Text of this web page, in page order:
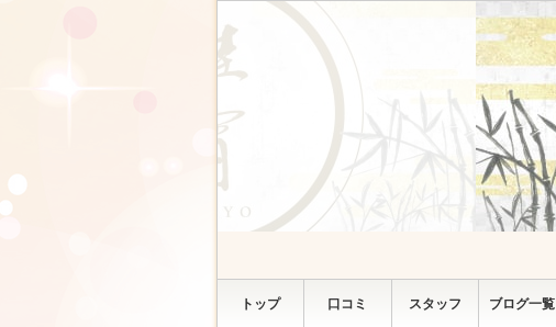
トップ 口コミ スタッフ ブログ一覧